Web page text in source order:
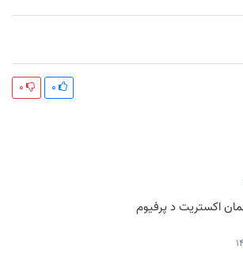
اکستریت د پرفیوم